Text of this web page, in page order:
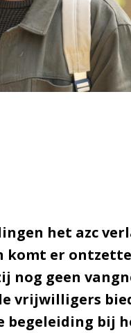
Het
het azc
komt er
nog geen
vrijwilligers
begeleiding bij